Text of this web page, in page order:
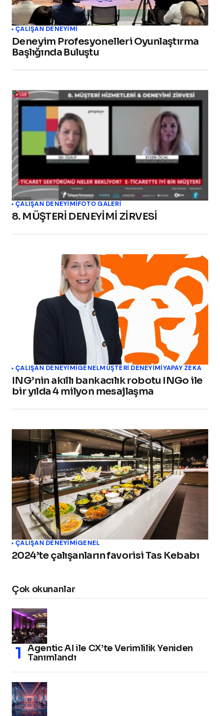
ÇALIŞAN DENEYIMI
Deneyim Profesyonelleri Oyunlaştırma
Başlığında Buluştu
ÇALIŞAN DENEYIMIFOTO GALERİ
8. MÜŞTERİ DENEYİMİ ZİRVESİ
ÇALIŞAN DENEYIMIGENELMÜŞTERI DENEYIMIYAPAY ZEKA
ING’nin akıllı bankacılık robotu INGo ile
bir yılda 4 milyon mesajlaşma
ÇALIŞAN DENEYIMIGENEL
2024’te çalışanların favorisi Tas Kebabı
Çok okunanlar
Agentic AI ile CX’te Verimlilik Yeniden
Tanımlandı